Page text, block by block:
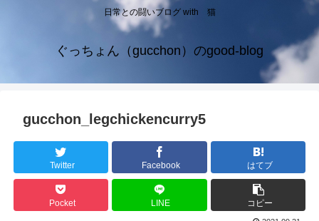
日常との闘いブログ with 猫
ぐっちょん（gucchon）のgood-blog
gucchon_legchickencurry5
Twitter Facebook はてブ
Pocket LINE コピー